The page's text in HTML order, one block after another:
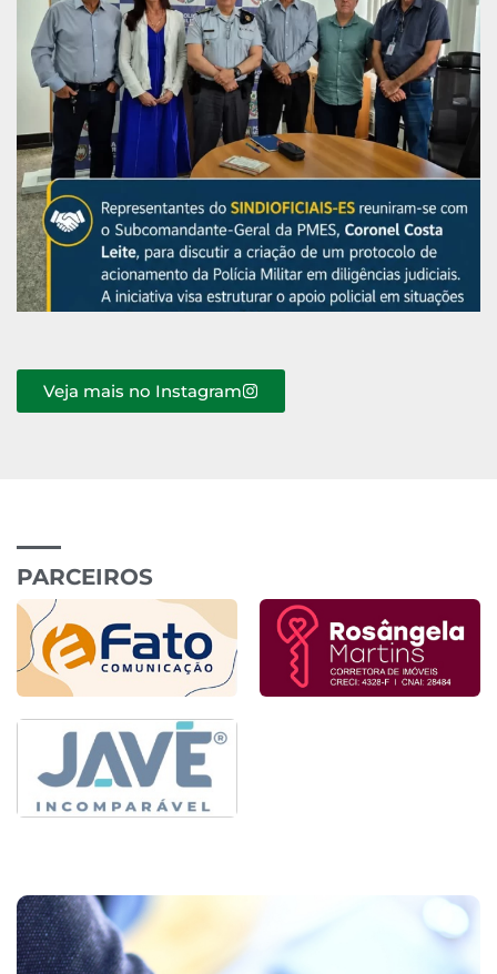
Veja mais no Instagram
PARCEIROS